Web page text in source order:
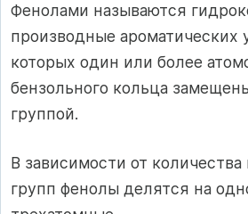
Фенолами называются
производные ароматических
которых один или более
бензольного кольца
группой.
В зависимости от
групп фенолы делятся на